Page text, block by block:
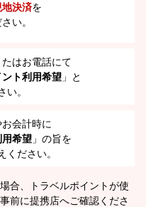
地決済を
い。
はお電話にて
ト利用希望 」と
い。
会計時に
希望 」の旨を
ください。
合、トラベルポイントが使
前に提携店へご確認くださ